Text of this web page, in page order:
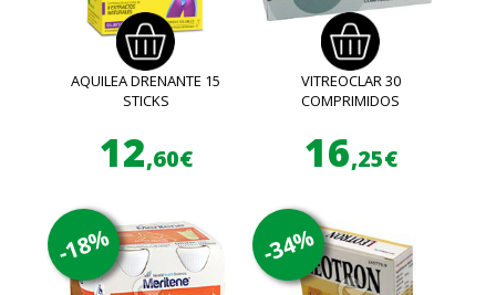
AQUILEA DRENANTE 15
STICKS
12,60€
VITREOCLAR 30
COMPRIMIDOS
16,25€
-18% -34%